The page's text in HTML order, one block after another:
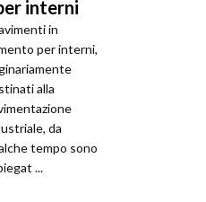
interni
in
per interni,
alla
da
tempo sono
...